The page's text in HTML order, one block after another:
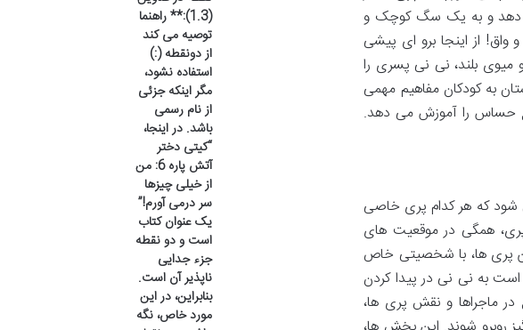
دهد و به یک سگ کوچک و
از اینجا برو ای پیشی
بلند، نی نی پسری را
به کودکان مفاهیم مهمی
حساس را آموزش می دهد.
شود که هر کدام پری خاصی
همگی در موقعیت های
پری ها، با شخصیتی خاص
به نی نی در پیدا کردن
ماجراها و نقش پری ها،
(1.3):** راهنما
توصیه می کند
از دونقطه (:)
استفاده نشود،
مگر اینکه جزئی
از نام رسمی
باشد. در اینجا،
“کیتی دختر
آتش پاره 6: من
از خیلی چیزها
سر درمی آورم!”
یک عنوان کتاب
است و دو نقطه
جزء جدایی
ناپذیر آن است.
بنابراین، در این
مورد خاص، نگه